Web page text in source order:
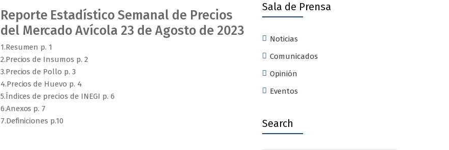
Reporte Estadístico Semanal de Precios
del Mercado Avícola 23 de Agosto de 2023
1.Resumen p. 1
2.Precios de Insumos p. 2
3.Precios de Pollo p. 3
4.Precios de Huevo p. 4
5.Índices de precios de INEGI p. 6
6.Anexos p. 7
7.Definiciones p.10
Sala de Prensa
Noticias
Comunicados
Opinión
Eventos
Search